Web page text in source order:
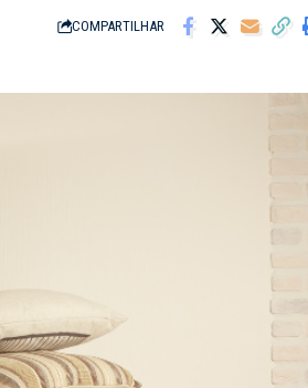
COMPARTILHAR